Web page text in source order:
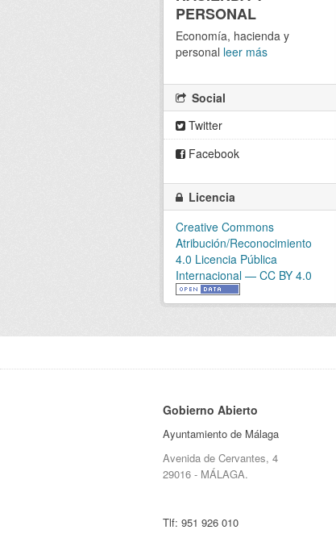
PERSONAL
Economía, hacienda y
personal leer más
Social
Twitter
Facebook
Licencia
Creative Commons
Atribución/Reconocimiento
4.0 Licencia Pública
Internacional — CC BY 4.0
Gobierno Abierto
Ayuntamiento de Málaga
Avenida de Cervantes, 4
29016 - MÁLAGA.
Tlf: 951 926 010